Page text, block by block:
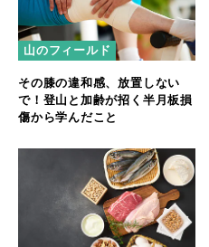
山のフィールド
その膝の違和感、放置しない
で！登山と加齢が招く半月板損
傷から学んだこと